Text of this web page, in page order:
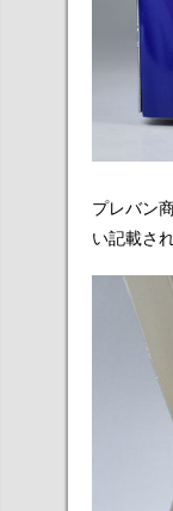
プレバン
い記載さ